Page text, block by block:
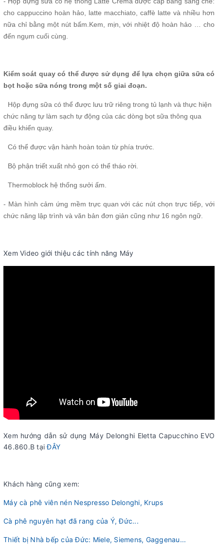
cho cappuccino hoàn hảo, latte macchiato, caffè latte và nhiều hơn
nữa chỉ bằng một nút bấm.Kem, mịn, với nhiệt độ hoàn hảo … cho
đến ngụm cuối cùng.
Kiểm soát quay có thể được sử dụng để lựa chọn giữa sữa có
bọt hoặc sữa nóng trong một số giai đoạn.
đựng sữa có thể được lưu trữ riêng trong tủ lạnh và thực hiện
chức năng tự làm sạch tự động của các dòng bọt sữa thông qua
điều khiển quay.
thể được vận hành hoàn toàn từ phía trước.
phận triết xuất nhỏ gọn có thể tháo rời.
hệ thống sưởi ấm.
- Màn hình cảm ứng mềm trực quan với các nút chọn trực tiếp, với
chức năng lập trình và văn bản đơn giản cũng như 16 ngôn ngữ.
Xem Video giới thiệu các tính năng Máy
Xem hướng dẫn sử dụng Máy Delonghi Eletta Capucchino EVO
46.860.B tạiĐÂY
Khách hàng cũng xem:
Máy cà phê viên nén Nespresso Delonghi, Krups
Cà phê nguyên hạt đã rang của Ý, Đức...
Thiết bị Nhà bếp của Đức: Miele, Siemens, Gaggenau...